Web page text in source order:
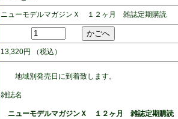
ニューモデルマガジンＸ １２ヶ月 雑誌定期購読
13,320円 （税込）
地域別発売日に到着致します。
雑誌名
ニューモデルマガジンＸ １２ヶ月 雑誌定期購読